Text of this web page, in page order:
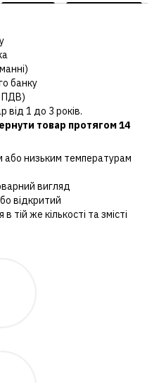
банку
ПДВ)
від 1 до 3 років.
товар протягом 14
або низьким температурам
вигляд
відкритий
тій же кількості та змісті